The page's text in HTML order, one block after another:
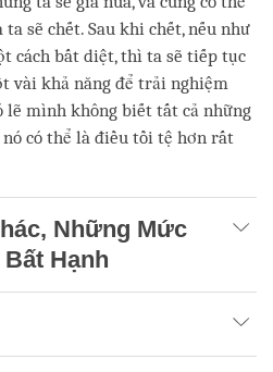
ta sẽ chết. Sau khi chết, nếu như
cách bất diệt, thì ta sẽ tiếp tục
vài khả năng để trải nghiệm
lẽ mình không biết tất cả những
nó có thể là điều tồi tệ hơn rất
Những Mức
Hạnh